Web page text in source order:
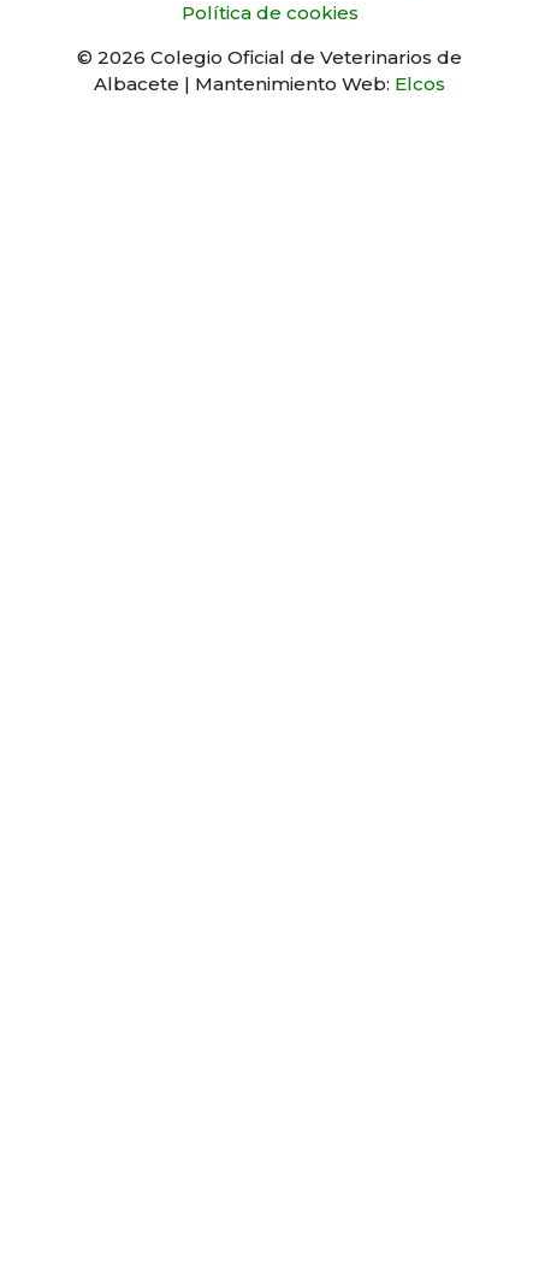
Política de cookies
© 2026 Colegio Oficial de Veterinarios de
Albacete | Mantenimiento Web: Elcos